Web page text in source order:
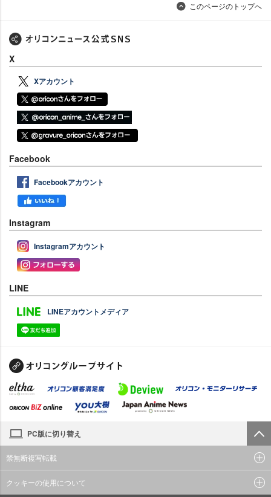
このページのトップへ
X
Xアカウント
Facebook
Facebookアカウント
Instagram
Instagramアカウント
LINE
LINEアカウントメディア
PC版に切り替え
禁無断複写転載
クッキーの使用について